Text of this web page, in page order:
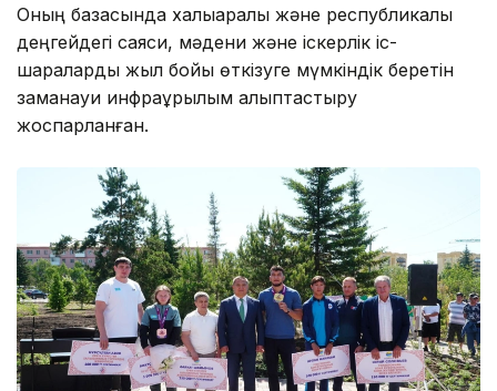
Оның базасында халықаралық және республикалық
деңгейдегі саяси, мәдени және іскерлік іс-
шараларды жыл бойы өткізуге мүмкіндік беретін
заманауи инфрақұрылым қалыптастыру
жоспарланған.